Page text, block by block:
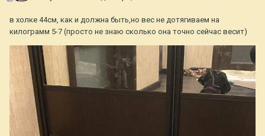
в холке 44см, как и должна быть,но вес не дотягиваем на
килограмм 5-7 (просто не знаю сколько она точно сейчас весит)